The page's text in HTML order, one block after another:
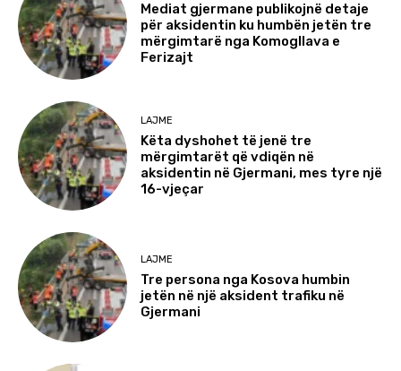
Mediat gjermane publikojnë detaje
për aksidentin ku humbën jetën tre
mërgimtarë nga Komogllava e
Ferizajt
LAJME
Këta dyshohet të jenë tre
mërgimtarët që vdiqën në
aksidentin në Gjermani, mes tyre një
16-vjeçar
LAJME
Tre persona nga Kosova humbin
jetën në një aksident trafiku në
Gjermani